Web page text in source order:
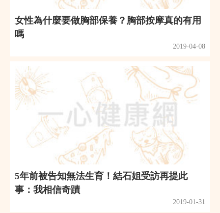
女性為什麼要做胸部保養？胸部按摩真的有用
嗎
2019-04-08
5年前被告知無法生育！結石姐受訪再提此
事：我相信奇蹟
2019-01-31